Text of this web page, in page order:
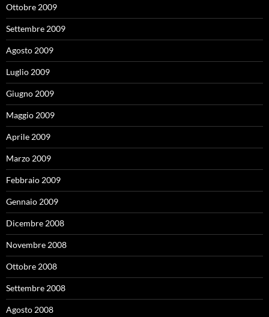
Ottobre 2009
Settembre 2009
Agosto 2009
Luglio 2009
Giugno 2009
Maggio 2009
Aprile 2009
Marzo 2009
Febbraio 2009
Gennaio 2009
Dicembre 2008
Novembre 2008
Ottobre 2008
Settembre 2008
Agosto 2008